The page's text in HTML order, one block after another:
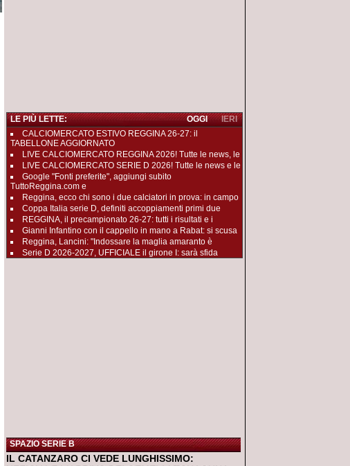
LE PIÙ LETTE: IERI
OGGI
CALCIOMERCATO ESTIVO REGGINA 26-27: il
TABELLONE AGGIORNATO
LIVE CALCIOMERCATO REGGINA 2026! Tutte le news, le
LIVE CALCIOMERCATO SERIE D 2026! Tutte le news e le
Google "Fonti preferite", aggiungi subito
TuttoReggina.com e
Reggina, ecco chi sono i due calciatori in prova: in campo
Coppa Italia serie D, definiti accoppiamenti primi due
REGGINA, il precampionato 26-27: tutti i risultati e i
Gianni Infantino con il cappello in mano a Rabat: si scusa
Reggina, Lancini: "Indossare la maglia amaranto è
Serie D 2026-2027, UFFICIALE il girone I: sarà sfida
SPAZIO SERIE B
IL CATANZARO CI VEDE LUNGHISSIMO: